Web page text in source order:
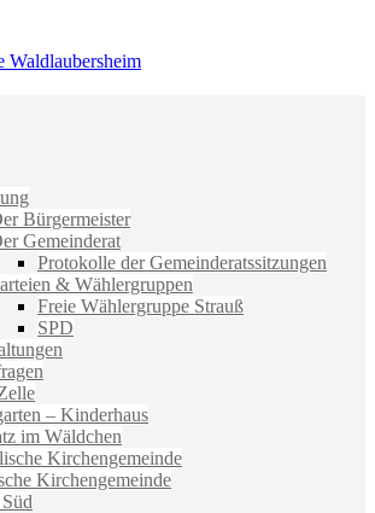
Bürgermeister
Gemeinderat
Protokolle der Gemeinderatssitzungen
& Wählergruppen
Freie Wählergruppe Strauß
SPD
– Kinderhaus
im Wäldchen
Kirchengemeinde
Kirchengemeinde